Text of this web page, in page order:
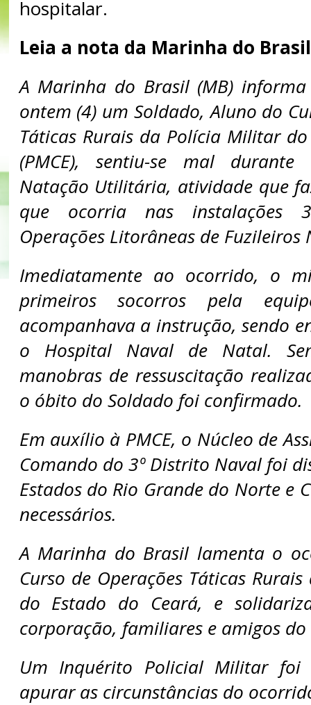
hospitalar.
Leia a nota da Marinha do
A Marinha do Brasil (MB)
ontem (4) um Soldado, Aluno do
Táticas Rurais da Polícia Militar
(PMCE), sentiu-se mal
Natação Utilitária, atividade que
que ocorria nas instalações
Operações Litorâneas de Fuzileiros
Imediatamente ao ocorrido, o
primeiros socorros pela
acompanhava a instrução, sendo
o Hospital Naval de Natal.
manobras de ressuscitação
o óbito do Soldado foi confirmado.
Em auxílio à PMCE, o Núcleo de
Comando do 3º Distrito Naval foi
Estados do Rio Grande do Norte e
necessários.
A Marinha do Brasil lamenta o
Curso de Operações Táticas
do Estado do Ceará, e
corporação, familiares e amigos do
Um Inquérito Policial Militar foi
apurar as circunstâncias do